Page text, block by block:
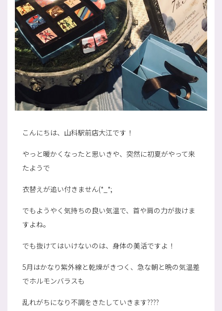
こんにちは、山科駅前店大江です！
やっと暖かくなったと思いきや、突然に初夏がやって来
たようで
衣替えが追い付きません(*_*;
でもようやく気持ちの良い気温で、首や肩の力が抜けま
すよね。
でも抜けてはいけないのは、身体の美活ですよ！
5月はかなり紫外線と乾燥がきつく、急な朝と晩の気温差
でホルモンバラスも
乱れがちになり不調をきたしていきます????